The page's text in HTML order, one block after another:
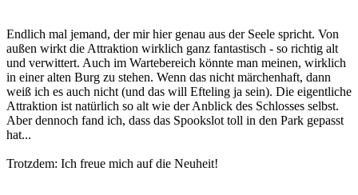
Endlich mal jemand, der mir hier genau aus der Seele spricht. Von
außen wirkt die Attraktion wirklich ganz fantastisch - so richtig alt
und verwittert. Auch im Wartebereich könnte man meinen, wirklich
in einer alten Burg zu stehen. Wenn das nicht märchenhaft, dann
weiß ich es auch nicht (und das will Efteling ja sein). Die eigentliche
Attraktion ist natürlich so alt wie der Anblick des Schlosses selbst.
Aber dennoch fand ich, dass das Spookslot toll in den Park gepasst
hat...
Trotzdem: Ich freue mich auf die Neuheit!